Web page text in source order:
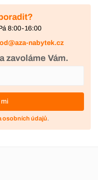
8:00-16:00
nabytek.cz
zavoláme Vám.
osobních údajů.